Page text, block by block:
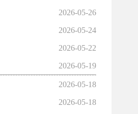
2026-05-26
2026-05-24
2026-05-22
2026-05-19
2026-05-18
2026-05-18